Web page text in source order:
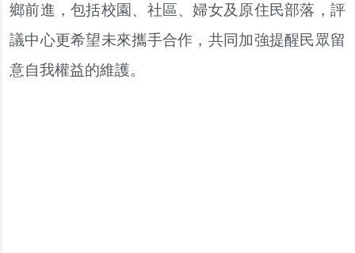
鄉前進，包括校園、社區、婦女及原住民部落，評
議中心更希望未來攜手合作，共同加強提醒民眾留
意自我權益的維護。